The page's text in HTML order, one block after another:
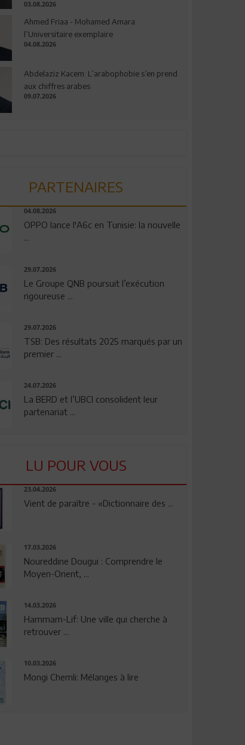
03.08.2026
Ahmed Friaa - Mohamed Amara:
l’Universitaire exemplaire
04.08.2026
Abdelaziz Kacem: L’arabophobie s’en prend
aux chiffres arabes
09.07.2026
PARTENAIRES
04.08.2026
OPPO lance l'A6c en Tunisie: la nouvelle
...
29.07.2026
Le Groupe QNB poursuit l’exécution
rigoureuse ...
29.07.2026
TSB: Des résultats 2025 marqués par un
premier ...
24.07.2026
La BERD et l’UBCI consolident leur
partenariat ...
LU POUR VOUS
23.04.2026
Vient de paraître - «Dictionnaire des ...
17.03.2026
Noureddine Dougui : Comprendre le
Moyen-Orient, ...
14.03.2026
Hammam-Lif: Une ville qui cherche à
retrouver ...
10.03.2026
Mongi Chemli: Mélanges à lire